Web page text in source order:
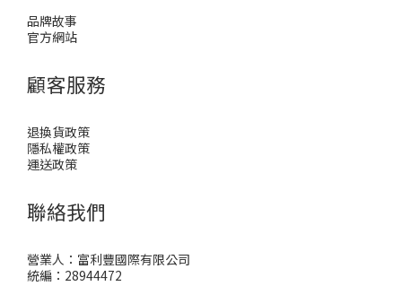
品牌故事
官方網站
顧客服務
退換貨政策
隱私權政策
運送政策
聯絡我們
營業人：富利豐國際有限公司
統編：28944472